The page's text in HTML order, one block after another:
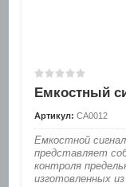
Емкостный
Артикул: CA0012
Емкостной
представляет
контроля
изготовленных